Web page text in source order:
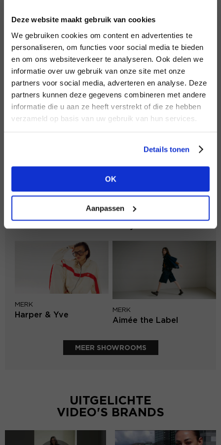
Deze website maakt gebruik van cookies
We gebruiken cookies om content en advertenties te
personaliseren, om functies voor social media te bieden
en om ons websiteverkeer te analyseren. Ook delen we
informatie over uw gebruik van onze site met onze
partners voor social media, adverteren en analyse. Deze
partners kunnen deze gegevens combineren met andere
informatie die u aan ze heeft verstrekt of die ze hebben
verzameld op basis van uw gebruik van hun services.
Details tonen
OK
Aanpassen
INLOGGEN
Wachtwoord
INLOGGEN
NOG GEEN ACCOUNT?
HEB JE NOG GEEN
ACCOUNT?
aan of bekijk de andere mogelijkheden.
BEKIJK ALLE OPTIES
MERK
PENN&INK N.Y
Circle of Trust
MERK
MERK
Mos Mosh
MERK
Harper & Yve
MERK
Aimée the Label
MEER SHOWROOMS
UITGELICHTE
VIDEO'S BRANDS